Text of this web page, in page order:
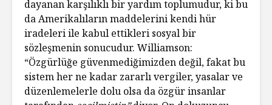
dayanan karşılıklı bir yardım toplumudur, ki bu
da Amerikalıların maddelerini kendi hür
iradeleri ile kabul ettikleri sosyal bir
sözleşmenin sonucudur. Williamson:
“Özgürlüğe güvenmediğimizden değil, fakat bu
sistem her ne kadar zararlı vergiler, yasalar ve
düzenlemelerle dolu olsa da özgür insanlar